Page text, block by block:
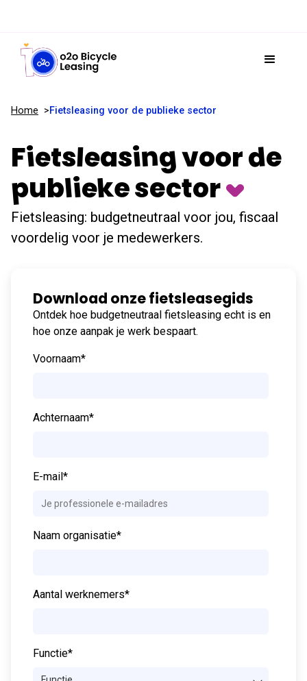
Home Fietsleasing voor de publieke sector
Fietsleasing voor de
publieke sector
Fietsleasing: budgetneutraal voor jou, fiscaal
voordelig voor je medewerkers.
Download onze fietsleasegids
Ontdek hoe budgetneutraal fietsleasing echt is en
hoe onze aanpak je werk bespaart.
Voornaam*
Achternaam*
E-mail*
Naam organisatie*
Aantal werknemers*
Functie*